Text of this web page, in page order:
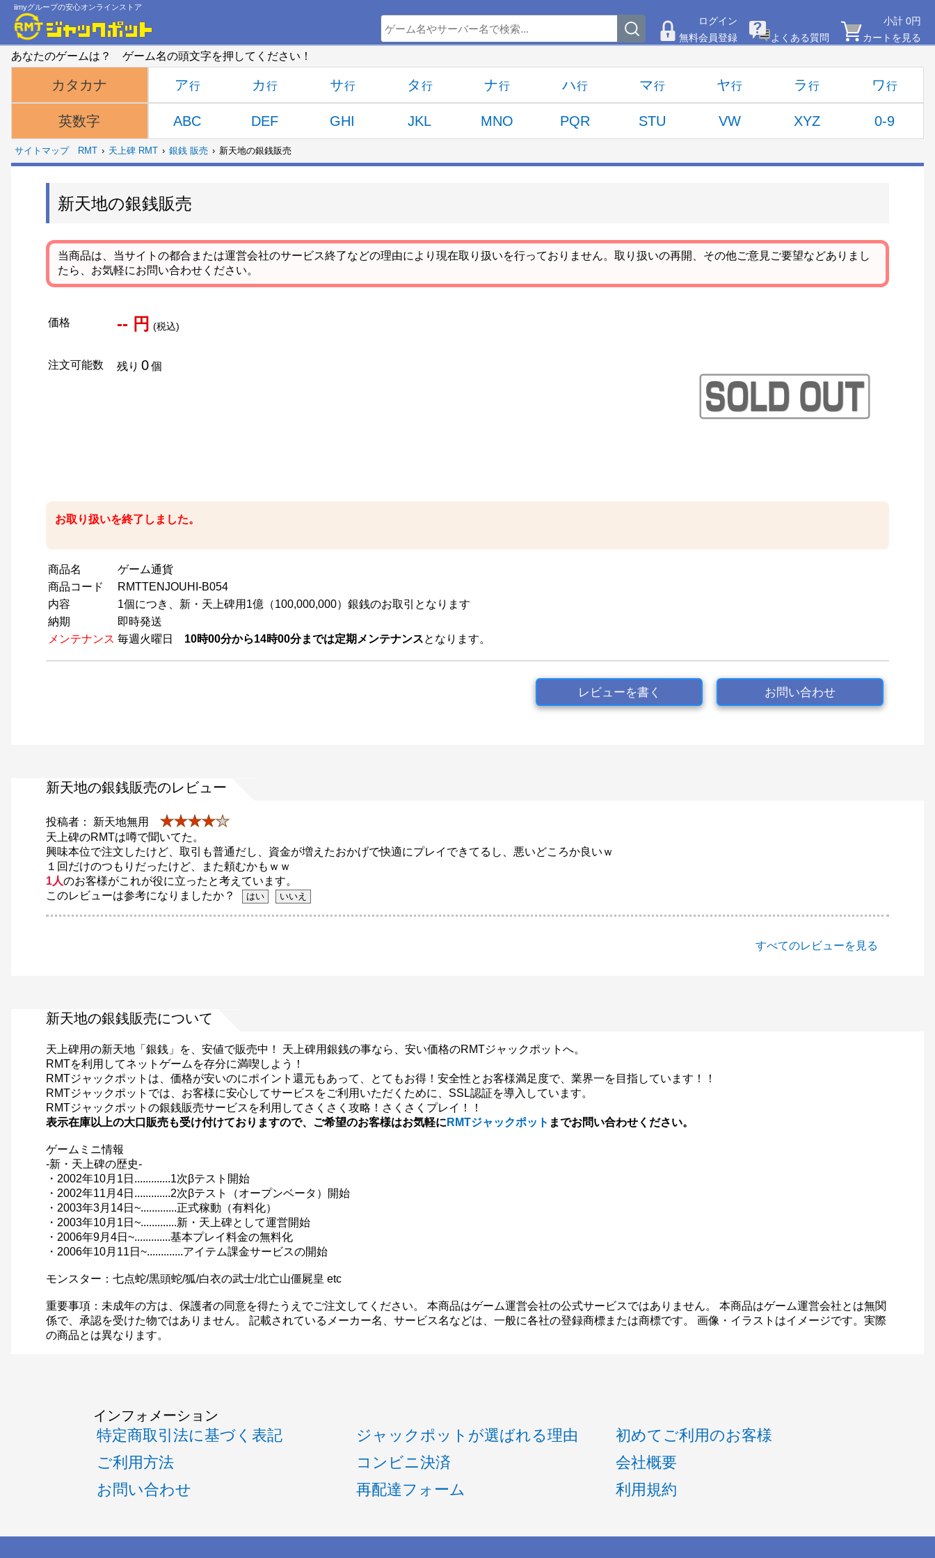
iimyグループの安心オンラインストア
ログイン
無料会員登録
よくある質問
小計 0円
カートを見る
あなたのゲームは？ ゲーム名の頭文字を押してください！
カタカナ
英数字
ア カ サ タ ナ ハ マ ヤ ラ ワ
ABC DEF GHI JKL MNO PQR STU VW XYZ 0-9
サイトマップ RMT 天上碑 RMT 銀銭 販売 新天地の銀銭販売
新天地の銀銭販売
当商品は、当サイトの都合または運営会社のサービス終了などの理由により現在取り扱いを行っておりません。取り扱いの再開、その他ご意見ご要望などありまし
たら、お気軽にお問い合わせください。
価格 -- 円 (税込)
注文可能数 残り 0個
お取り扱いを終了しました。
商品名
ゲーム通貨
商品コード
RMTTENJOUHI-B054
内容
1個につき、新・天上碑用1億（100,000,000）銀銭のお取引となります
納期
即時発送
メンテナンス 毎週火曜日 10時00分から14時00分までは定期メンテナンスとなります。
レビューを書く お問い合わせ
新天地の銀銭販売のレビュー
投稿者： 新天地無用 ★★★★★
天上碑のRMTは噂で聞いてた。
興味本位で注文したけど、取引も普通だし、資金が増えたおかげで快適にプレイできてるし、悪いどころか良いｗ
１回だけのつもりだったけど、また頼むかもｗｗ
1人のお客様がこれが役に立ったと考えています。
このレビューは参考になりましたか？
すべてのレビューを見る
新天地の銀銭販売について
天上碑用の新天地「銀銭」を、安値で販売中！ 天上碑用銀銭の事なら、安い価格のRMTジャックポットへ。
RMTを利用してネットゲームを存分に満喫しよう！
RMTジャックポットは、価格が安いのにポイント還元もあって、とてもお得！安全性とお客様満足度で、業界一を目指しています！！
RMTジャックポットでは、お客様に安心してサービスをご利用いただくために、SSL認証を導入しています。
RMTジャックポットの銀銭販売サービスを利用してさくさく攻略！さくさくプレイ！！
表示在庫以上の大口販売も受け付けておりますので、ご希望のお客様はお気軽に RMTジャックポット までお問い合わせください。
ゲームミニ情報
-新・天上碑の歴史-
・2002年10月1日.............1次βテスト開始
・2002年11月4日.............2次βテスト（オープンベータ）開始
・2003年3月14日~.............正式稼動（有料化）
・2003年10月1日~.............新・天上碑として運営開始
・2006年9月4日~.............基本プレイ料金の無料化
・2006年10月11日~.............アイテム課金サービスの開始
モンスター：七点蛇/黒頭蛇/狐/白衣の武士/北亡山僵屍皇 etc
重要事項：未成年の方は、保護者の同意を得たうえでご注文してください。 本商品はゲーム運営会社の公式サービスではありません。 本商品はゲーム運営会社とは無関
係で、承認を受けた物ではありません。 記載されているメーカー名、サービス名などは、一般に各社の登録商標または商標です。 画像・イラストはイメージです。実際
の商品とは異なります。
インフォメーション
特定商取引法に基づく表記 ジャックポットが選ばれる理由
初めてご利用のお客様
ご利用方法
コンビニ決済
会社概要
お問い合わせ
再配達フォーム 利用規約